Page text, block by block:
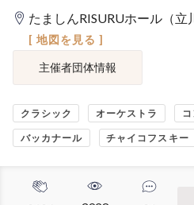
たましんRISURUホール（
[ 地図を見る ]
主催者団体情報
クラシック オーケストラ
バッカナール チャイコフスキー